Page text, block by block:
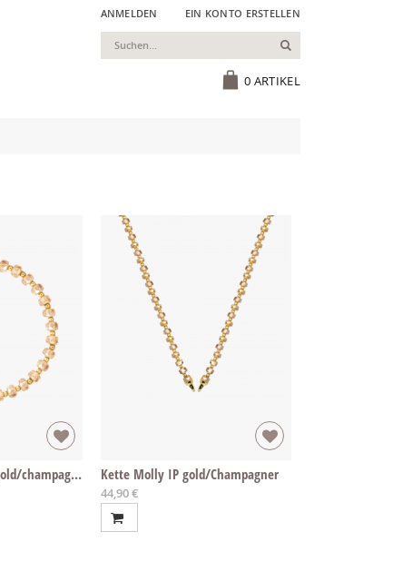
ANMELDEN EIN KONTO ERSTELLEN
0 ARTIKEL
Suchen
Armband Molly IP gold/champagner Kette Molly IP gold/Champagner
Ab
44,90 €